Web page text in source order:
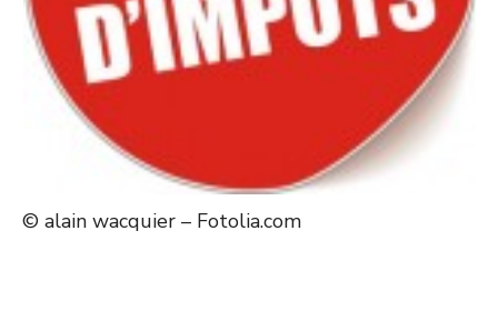
© alain wacquier – Fotolia.com